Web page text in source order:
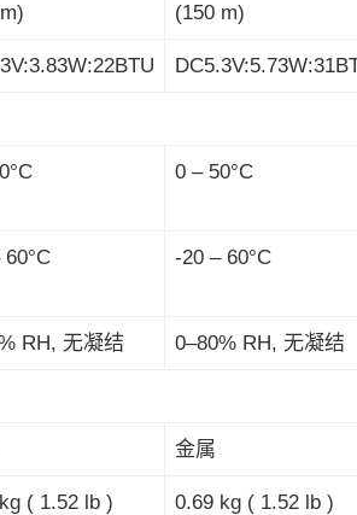
(150 m)
0 – 50°C
-20 – 60°C
RH, 无凝结 0–80% RH, 无凝结
金属
( 1.52 lb ) 0.69 kg ( 1.52 lb )